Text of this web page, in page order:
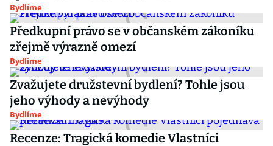
Bydlíme
Předkupní právo se v občanském zákoníku
zřejmě výrazně omezí
Bydlíme
Zvažujete družstevní bydlení? Tohle jsou
jeho výhody a nevýhody
Bydlíme
Recenze: Tragická komedie Vlastníci